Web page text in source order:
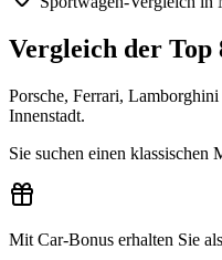
Vergleich der Top
Porsche, Ferrari,
Innenstadt.
Sie suchen einen klassischen
Mit Car-Bonus erhalten Sie